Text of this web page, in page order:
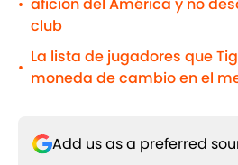
•
club
•
La lista de jugadores que
moneda de cambio en el
Add us as a preferred